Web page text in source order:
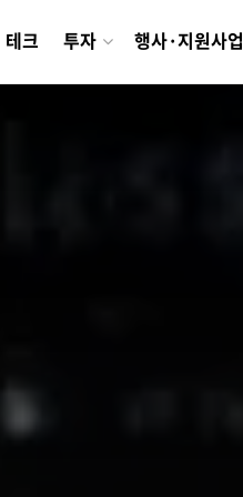
테크 투자 행사·지원사업